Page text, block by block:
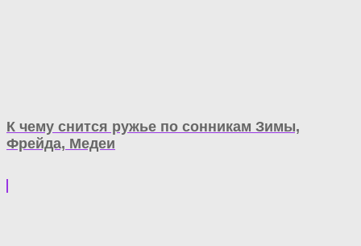
К чему снится ружье по сонникам Зимы,
Фрейда, Медеи